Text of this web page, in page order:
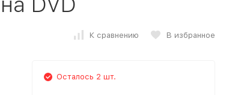
К сравнению В избранное
Осталось 2 шт.